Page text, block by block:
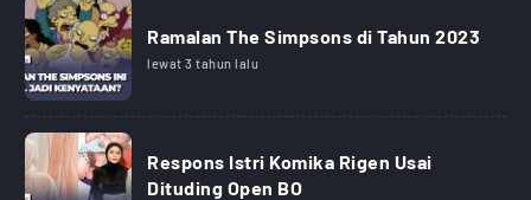
Ramalan The Simpsons di Tahun 2023
lewat 3 tahun lalu
Respons Istri Komika Rigen Usai
Dituding Open BO